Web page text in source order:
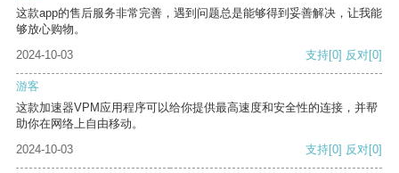
这款app的售后服务非常完善，遇到问题总是能够得到妥善解决，让我能
够放心购物。
2024-10-03
支持[0] 反对[0]
游客
这款加速器VPM应用程序可以给你提供最高速度和安全性的连接，并帮
助你在网络上自由移动。
2024-10-03
支持[0] 反对[0]